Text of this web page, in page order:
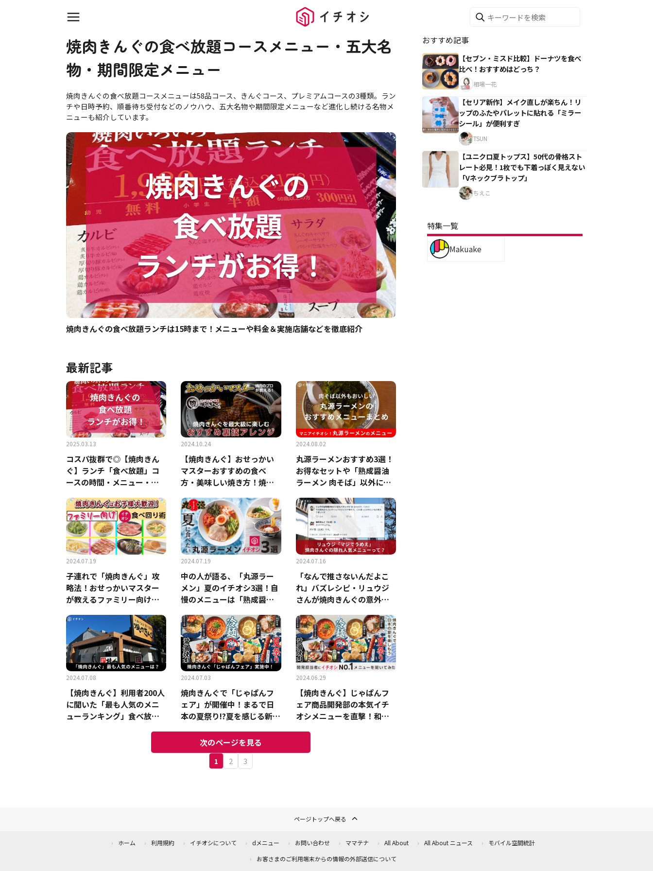
焼肉きんぐの食べ放題コースメニュー・五大名
物・期間限定メニュー
焼肉きんぐの食べ放題コースメニューは58品コース、きんぐコース、プレミアムコースの3種類。ラン
チや日時予約、順番待ち受付などのノウハウ、五大名物や期間限定メニューなど進化し続ける名物メ
ニューも紹介しています。
焼肉きんぐの食べ放題ランチは15時まで！メニューや料金＆実施店舗などを徹底紹介
最新記事
2025.03.13
コスパ抜群で◎【焼肉きん
ぐ】ランチ「食べ放題」コ
ースの時間・メニュー・料
2024.10.24
【焼肉きんぐ】おせっかい
マスターおすすめの食べ
方・美味しい焼き方！焼肉
ンジ
2024.08.02
丸源ラーメンおすすめ3選！
お得なセットや「熟成醤油
ラーメン 肉そば」以外にも
2024.07.19
子連れで「焼肉きんぐ」攻
略法！おせっかいマスター
が教えるファミリー向けコ
べ回り術
2024.07.19
中の人が語る、「丸源ラー
メン」夏のイチオシ3選！自
慢のメニューは「熟成醤油
ない！
2024.07.16
「なんで推さないんだよこ
れ」バズレシピ・リュウジ
さんが焼肉きんぐの意外な
2024.07.08
【焼肉きんぐ】利用者200人
に聞いた「最も人気のメニ
ューランキング」食べ放題
2024.07.03
焼肉きんぐで「じゃぱんフ
ェア」が開催中！まるで日
本の夏祭り!?夏を感じる新メ
2024.06.29
【焼肉きんぐ】じゃぱんフ
ェア商品開発部の本気イチ
オシメニューを直撃！和風
次のページを見る
1 2 3
おすすめ記事
【セブン・ミスド比較】ドーナツを食べ
比べ！おすすめはどっち？
相場一花
【セリア新作】メイク直しが楽ちん！リ
ップのふたやパレットに貼れる「ミラー
シール」が便利すぎ
TSUN
【ユニクロ夏トップス】50代の骨格スト
レート必見！1枚でも下着っぽく見えない
「Vネックブラトップ」
ちえこ
特集一覧
Makuake
ページトップへ戻る
ホーム 利用規約 イチオシについて dメニュー お問い合わせ ママテナ All About All About ニュース
モバイル空間統計
お客さまのご利用端末からの情報の外部送信について